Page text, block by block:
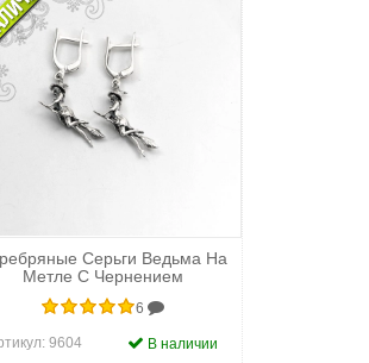
Серьги Ведьма На
Метле С Чернением
6
9604 В наличии